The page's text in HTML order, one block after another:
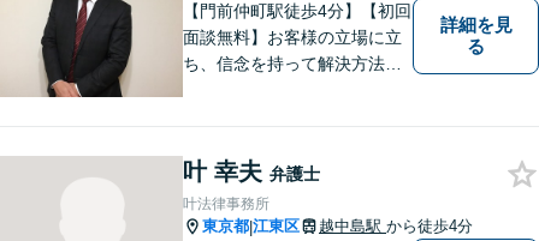
【門前仲町駅徒歩4分】【初回
面談無料】お客様の立場に立
ち、信念を持って解決方法を
対応します。法律トラブルで
お悩みの方は、お気軽にご相
談ください。
詳細を見
る
叶 幸夫 弁護士
叶法律事務所
東京都|江東区 越中島駅 から徒歩4分